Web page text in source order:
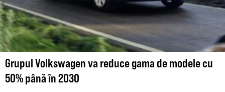
Grupul Volkswagen va reduce gama de modele cu
50% până în 2030